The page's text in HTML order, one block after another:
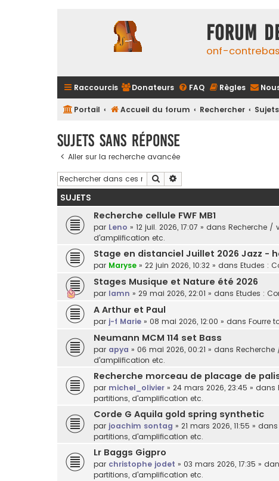
FORUM
onf-
Raccourcis Donateurs FAQ Règles
Portail Accueil du forum Rechercher
Sujets sans réponse
Aller sur la recherche avancée
Rechercher
SUJETS
Recherche cellule FWF MB1
par Leno » 12 juil. 2026, 17:07 » dans Recherche /
d'amplification etc.
Stage en distanciel Juillet 2026 Jazz -
par Maryse » 22 juin 2026, 10:32 » dans Etudes :
Stages Musique et Nature été 2026
par lamn » 29 mai 2026, 22:01 » dans Etudes :
A Arthur et Paul
par j-f Marie » 08 mai 2026, 12:00 » dans Fourre
Neumann MCM 114 set Bass
par apya » 06 mai 2026, 00:21 » dans Recherche
d'amplification etc.
Recherche morceau de placage de
par michel_olivier » 24 mars 2026, 23:45 » dans
partitions, d'amplification etc.
Corde G Aquila gold spring synthetic
par joachim sontag » 21 mars 2026, 11:55 » dans
partitions, d'amplification etc.
Lr Baggs Gigpro
par christophe jodet » 03 mars 2026, 17:35 »
partitions, d'amplification etc.